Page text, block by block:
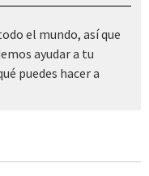
el mundo, así que
ayudar a tu
puedes hacer a